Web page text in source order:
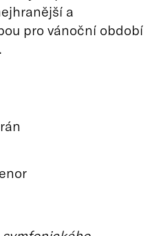
a
pro vánoční období